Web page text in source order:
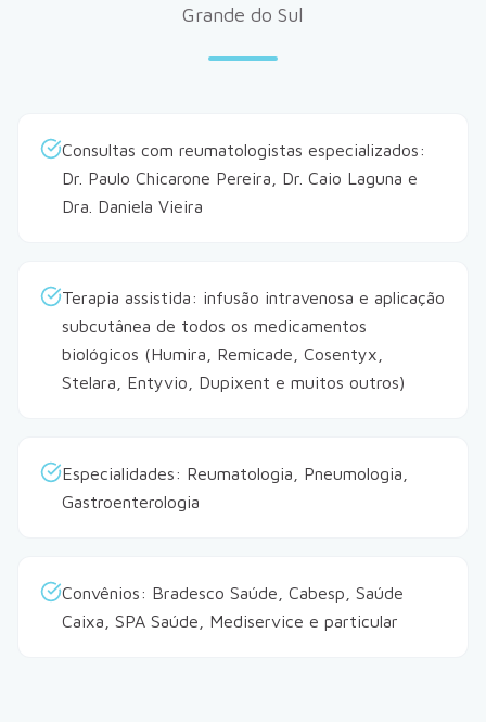
Grande do Sul
Consultas com reumatologistas especializados:
Dr. Paulo Chicarone Pereira, Dr. Caio Laguna e
Dra. Daniela Vieira
Terapia assistida: infusão intravenosa e aplicação
subcutânea de todos os medicamentos
biológicos (Humira, Remicade, Cosentyx,
Stelara, Entyvio, Dupixent e muitos outros)
Especialidades: Reumatologia, Pneumologia,
Gastroenterologia
Convênios: Bradesco Saúde, Cabesp, Saúde
Caixa, SPA Saúde, Mediservice e particular